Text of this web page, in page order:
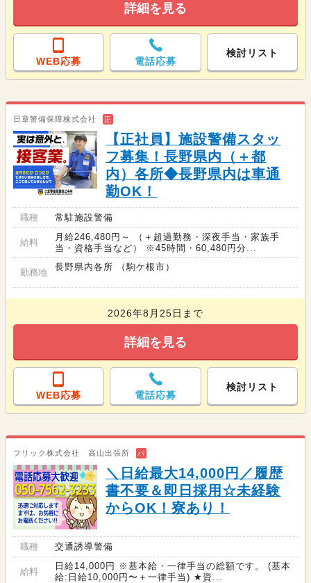
詳細を見る
WEB応募 電話応募
検討リスト
日章警備保障株式会社 正
【正社員】施設警備スタッ
フ募集！長野県内（＋都
内）各所◆長野県内は車通
勤OK！
職種 常駐施設警備
給料
月給246,480円～ （＋超過勤務・深夜手当・家族手
当・資格手当など） ※45時間・60,480円分...
勤務地
長野県内各所 （駒ケ根市）
2026年8月25日まで
詳細を見る
WEB応募 電話応募
検討リスト
フリック株式会社 高山出張所 バ
＼日給最大14,000円／履歴
書不要＆即日採用☆未経験
からOK！寮あり！
職種 交通誘導警備
給料
日給14,000円 ※基本給・一律手当の総額です。 (基本
給:日給10,000円〜＋一律手当) ★資...